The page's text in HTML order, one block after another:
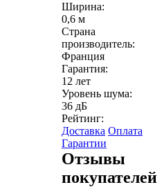
Ширина:
0,6 м
Страна
производитель:
Франция
Гарантия:
12 лет
Уровень шума:
36 дБ
Рейтинг:
Доставка Оплата
Гарантии
Отзывы
покупателей